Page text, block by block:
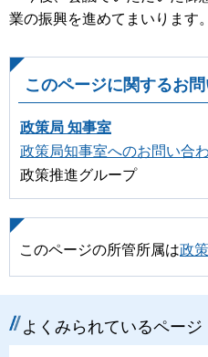
業の振興を進めてまいります。
このページに関するお
政策局 知事室
政策局知事室へのお問い合
政策推進グループ
このページの所管所属は政
よくみられているページ